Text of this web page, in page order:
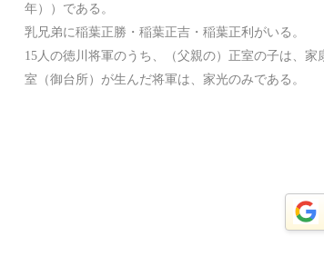
年））である。
乳兄弟に稲葉正勝・稲葉正吉・稲葉正利がいる。
15人の徳川将軍のうち、（父親の）正室の子は、
室（御台所）が生んだ将軍は、家光のみである。